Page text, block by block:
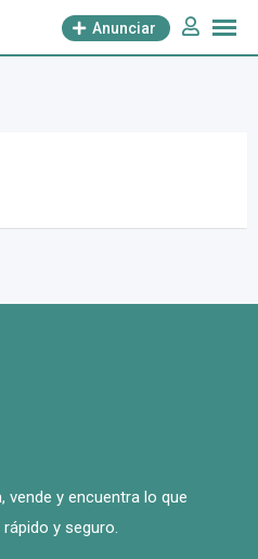
Anunciar
vende y encuentra lo que
y seguro.